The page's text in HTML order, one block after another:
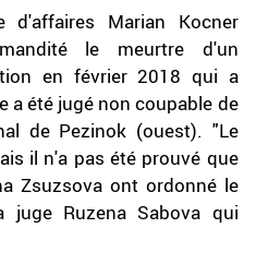
d'affaires Marian Kocner
le meurtre d'un
en février 2018 qui a
a été jugé non coupable de
de Pezinok (ouest). "Le
il n'a pas été prouvé que
Zsuzsova ont ordonné le
juge Ruzena Sabova qui